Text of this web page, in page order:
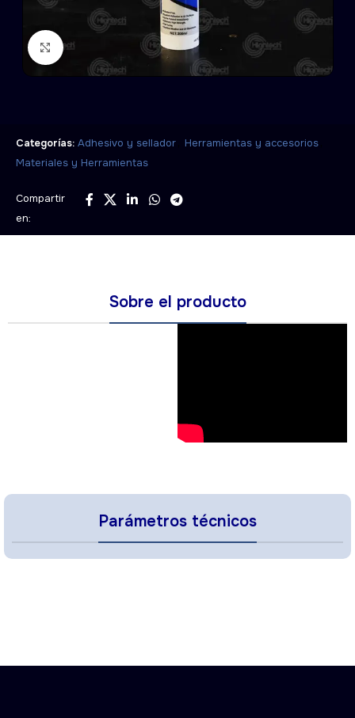
Click to enlarge
Categorías: Adhesivo y sellador Herramientas y accesorios
Materiales y Herramientas
Compartir
en:
Sobre el producto
Parámetros técnicos